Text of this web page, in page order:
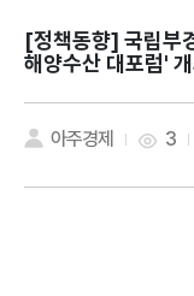
[정책동향]
해양수산 대포럼'
아주경제 3